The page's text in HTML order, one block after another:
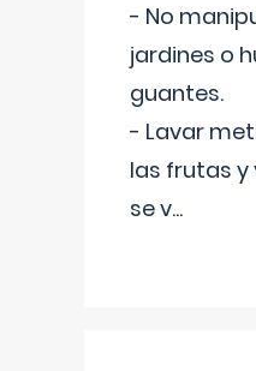
- No
jardines o
guantes.
- Lavar
las frutas y
se v...